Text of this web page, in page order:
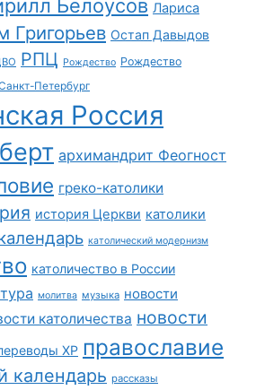
Белоусов Лариса
Григорьев Остап Давыдов
РПЦ Рождество Рождество
Петербург
Россия
архимандрит Феогност
греко-католики
история Церкви католики
католический модернизм
католичество в России
молитва музыка новости
католичества новости
ХР православие
календарь рассказы